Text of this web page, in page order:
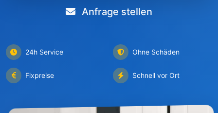
Anfrage stellen
24h Service Ohne Schäden
Fixpreise Schnell vor Ort